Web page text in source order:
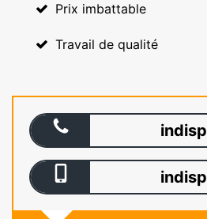
Prix imbattable
Travail de qualité